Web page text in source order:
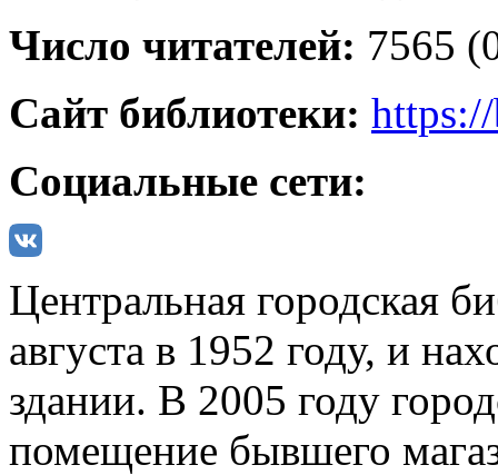
Число читателей: 7565
Сайт библиотеки:
Социальные сети:
Центральная городская
августа в 1952 году, и
здании. В 2005 году
помещение бывшего